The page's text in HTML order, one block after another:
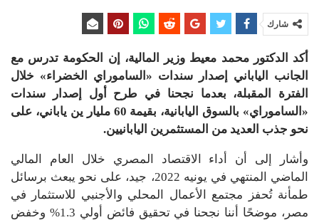
شارك
أكد الدكتور محمد معيط وزير المالية، إن الحكومة تدرس مع
الجانب الياباني إصدار سندات «الساموراي الخضراء» خلال
الفترة المقبلة، بعدما نجحنا في طرح أول إصدار سندات
«الساموراي» بالسوق اليابانية، بقيمة 60 مليار ين ياباني، على
نحو جذب العديد من المستثمرين اليابانيين.
وأشار إلى أن أداء الاقتصاد المصري خلال العام المالي
الماضي المنتهي في يونيه 2022، جيد، على نحو يبعث برسائل
طمأنة تُحفز مجتمع الأعمال المحلي والأجنبي للاستثمار في
مصر، موضحًا أننا نجحنا في تحقيق فائض أولي 1.3% وخفض